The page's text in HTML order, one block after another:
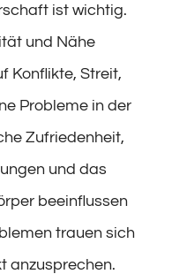
ist wichtig.
und Nähe
Konflikte, Streit,
Probleme in der
Zufriedenheit,
und das
beeinflussen
trauen sich
anzusprechen.